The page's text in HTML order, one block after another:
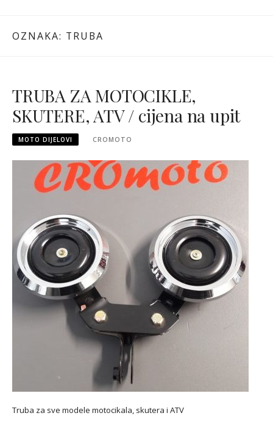
OZNAKA: TRUBA
TRUBA ZA MOTOCIKLE,
SKUTERE, ATV / cijena na upit
MOTO DIJELOVI CROMOTO
Truba za sve modele motocikala, skutera i ATV